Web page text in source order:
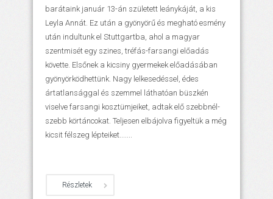
barátaink január 13-án született leánykáját, a kis
Leyla Annát. Ez után a gyönyörű és megható esmény
után indultunk el Stuttgartba, ahol a magyar
szentmisét egy szines, tréfás-farsangi előadás
követte. Elsőnek a kicsiny gyermekek előadásában
gyönyörködhettünk. Nagy lelkesedéssel, édes
ártatlansággal és szemmel láthatóan büszkén
viselve farsangi kosztümjeiket, adtak elő szebbnél-
szebb körtáncokat. Teljesen elbájolva figyeltük a még
kicsit félszeg lépteiket.......
Részletek